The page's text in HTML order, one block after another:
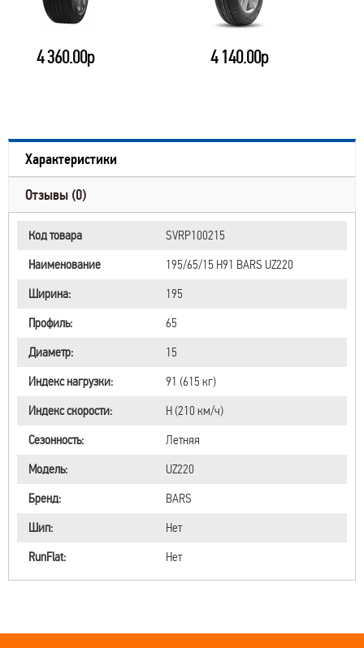
4 360.00р 4 140.00р
Характеристики
Отзывы (0)
Код товара
SVRP100215
Наименование
195/65/15 H91 BARS UZ220
Ширина:
195
Профиль:
65
Диаметр:
15
Индекс нагрузки:
91 (615 кг)
Индекс скорости:
H (210 км/ч)
Сезонность:
Летняя
Модель:
UZ220
Бренд:
BARS
Шип:
Нет
RunFlat:
Нет